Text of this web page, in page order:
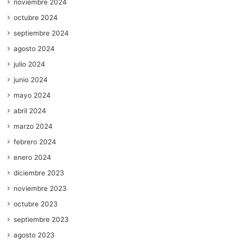
noviembre 2024
octubre 2024
septiembre 2024
agosto 2024
julio 2024
junio 2024
mayo 2024
abril 2024
marzo 2024
febrero 2024
enero 2024
diciembre 2023
noviembre 2023
octubre 2023
septiembre 2023
agosto 2023